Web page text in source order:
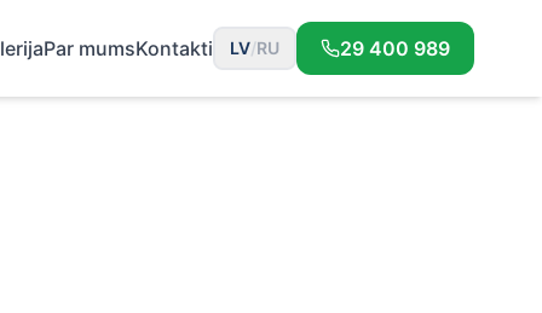
Par mumsKontakti LV/RU 29 400 989